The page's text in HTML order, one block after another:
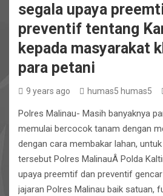
segala upaya
preventif tentang
kepada masyarakat
para petani
9 years ago humas5 humas5
Polres Malinau- Masih banyaknya
memulai bercocok tanam dengan
dengan cara membakar lahan,
tersebut Polres MalinauÂ Polda
upaya preemtif dan preventif
jajaran Polres Malinau baik satuan,